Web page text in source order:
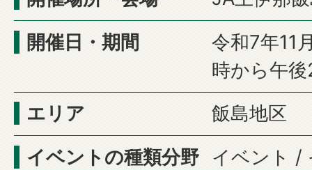
開催日・期間
令和7年11
時から午
エリア
飯島地区
イベントの種類分野
イベント /